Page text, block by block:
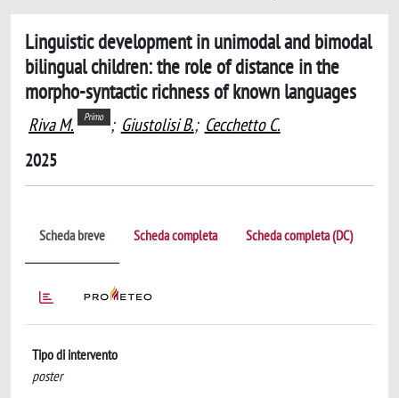
Linguistic development in unimodal and bimodal
bilingual children: the role of distance in the
morpho-syntactic richness of known languages
Riva M. Primo ; Giustolisi B.; Cecchetto C.
2025
Scheda breve Scheda completa Scheda completa (DC)
Tipo di intervento
poster